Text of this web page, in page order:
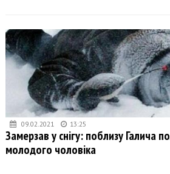
09.02.2021 13:25
Замерзав у снігу: поблизу Галича
молодого чоловіка